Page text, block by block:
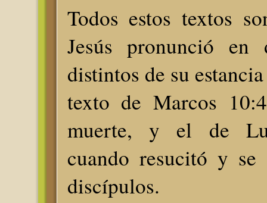
Todos estos textos
Jesús pronunció en
distintos de su
texto de Marcos
muerte, y el de
cuando resucitó y se
discípulos.